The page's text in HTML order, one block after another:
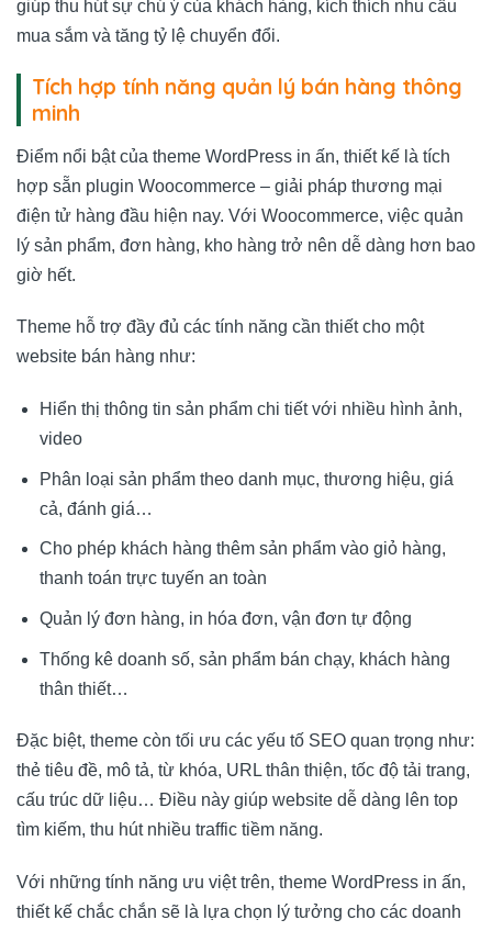
giúp thu hút sự chú ý của khách hàng, kích thích nhu cầu
mua sắm và tăng tỷ lệ chuyển đổi.
Tích hợp tính năng quản lý bán hàng thông
minh
Điểm nổi bật của theme WordPress in ấn, thiết kế là tích
hợp sẵn plugin Woocommerce – giải pháp thương mại
điện tử hàng đầu hiện nay. Với Woocommerce, việc quản
lý sản phẩm, đơn hàng, kho hàng trở nên dễ dàng hơn bao
giờ hết.
Theme hỗ trợ đầy đủ các tính năng cần thiết cho một
website bán hàng như:
Hiển thị thông tin sản phẩm chi tiết với nhiều hình ảnh,
video
Phân loại sản phẩm theo danh mục, thương hiệu, giá
cả, đánh giá…
Cho phép khách hàng thêm sản phẩm vào giỏ hàng,
thanh toán trực tuyến an toàn
Quản lý đơn hàng, in hóa đơn, vận đơn tự động
Thống kê doanh số, sản phẩm bán chạy, khách hàng
thân thiết…
Đặc biệt, theme còn tối ưu các yếu tố SEO quan trọng như:
thẻ tiêu đề, mô tả, từ khóa, URL thân thiện, tốc độ tải trang,
cấu trúc dữ liệu… Điều này giúp website dễ dàng lên top
tìm kiếm, thu hút nhiều traffic tiềm năng.
Với những tính năng ưu việt trên, theme WordPress in ấn,
thiết kế chắc chắn sẽ là lựa chọn lý tưởng cho các doanh